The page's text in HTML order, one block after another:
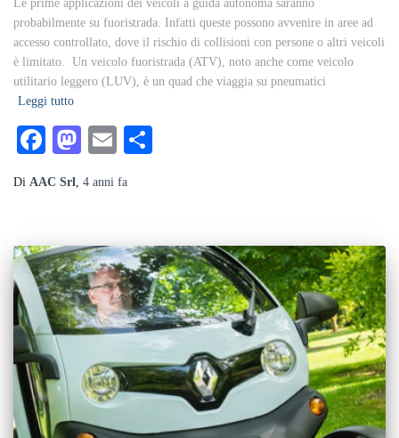
Le prime applicazioni dei veicoli a guida autonoma saranno
probabilmente su fuoristrada. Infatti queste possono avvenire in aree ad
accesso controllato, dove il rischio di collisioni con persone o altri veicoli
è limitato. Un veicolo fuoristrada (ATV), noto anche come veicolo
utilitario leggero (LUV), è un quad che viaggia su pneumatici
Leggi tutto
Facebook
Mastodon
Email
Di AAC Srl 4 anni fa